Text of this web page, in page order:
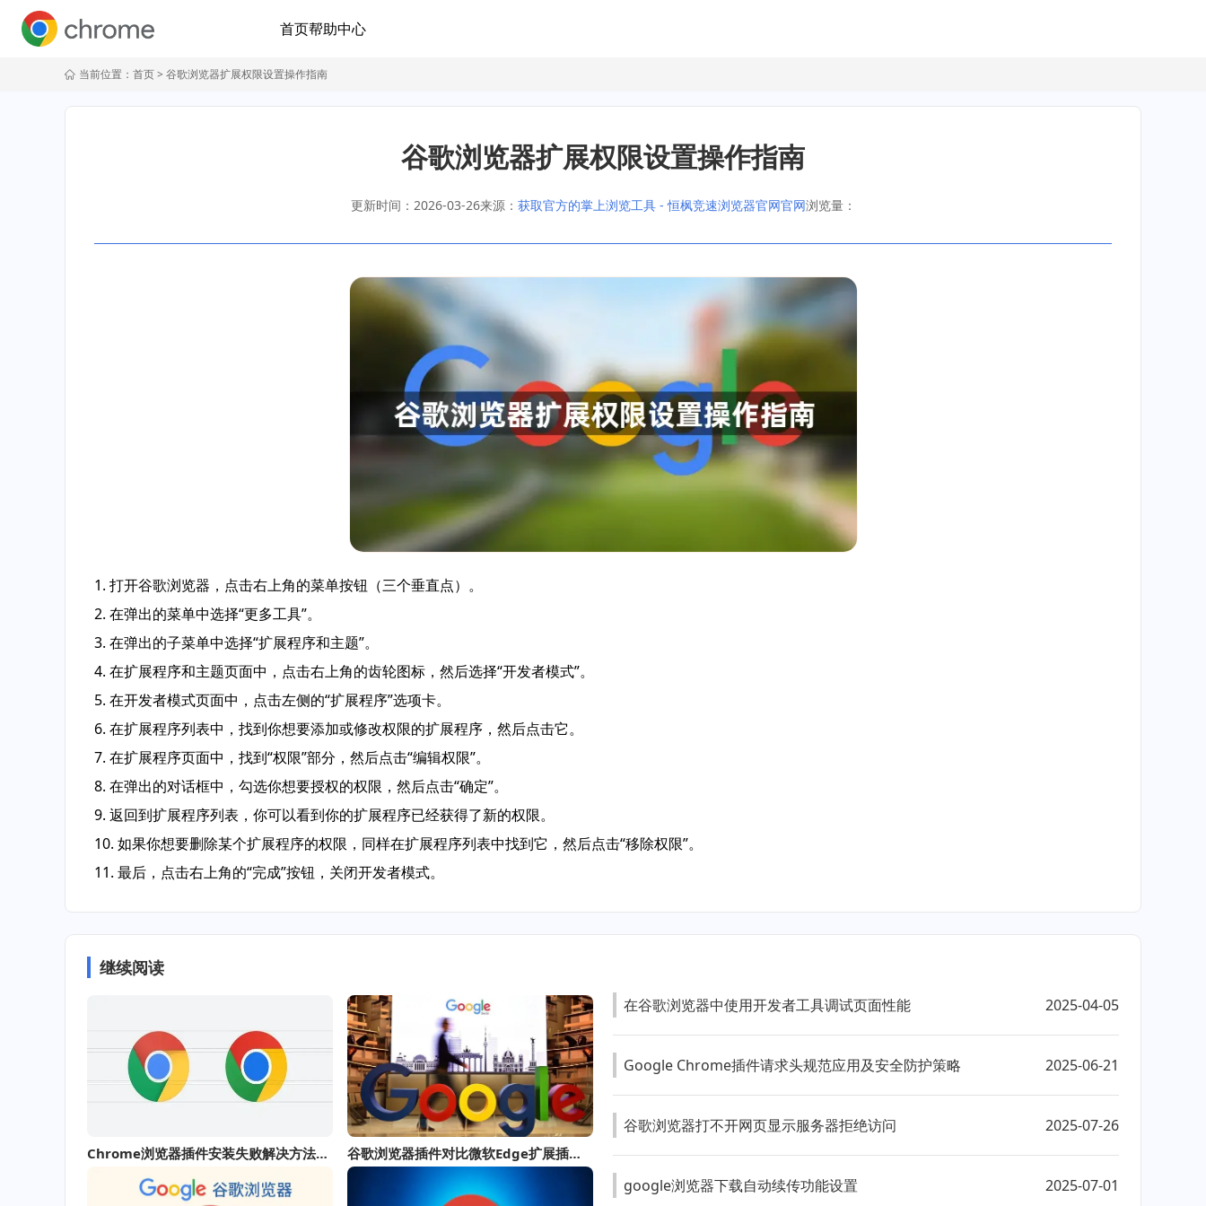
首页帮助中心
当前位置： 首页> 谷歌浏览器扩展权限设置操作指南
谷歌浏览器扩展权限设置操作指南
更新时间：2026-03-26来源： 获取官方的掌上浏览工具 - 恒枫竞速浏览器官网官网浏览量：
1. 打开谷歌浏览器，点击右上角的菜单按钮（三个垂直点）。
2. 在弹出的菜单中选择“更多工具”。
3. 在弹出的子菜单中选择“扩展程序和主题”。
4. 在扩展程序和主题页面中，点击右上角的齿轮图标，然后选择“开发者模式”。
5. 在开发者模式页面中，点击左侧的“扩展程序”选项卡。
6. 在扩展程序列表中，找到你想要添加或修改权限的扩展程序，然后点击它。
7. 在扩展程序页面中，找到“权限”部分，然后点击“编辑权限”。
8. 在弹出的对话框中，勾选你想要授权的权限，然后点击“确定”。
9. 返回到扩展程序列表，你可以看到你的扩展程序已经获得了新的权限。
10. 如果你想要删除某个扩展程序的权限，同样在扩展程序列表中找到它，然后点击“移除权限”。
11. 最后，点击右上角的“完成”按钮，关闭开发者模式。
继续阅读
Chrome浏览器插件安装失败解决方法分享 谷歌浏览器插件对比微软Edge扩展插件差异分析
在谷歌浏览器中使用开发者工具调试页面性能 2025-04-05
Google Chrome插件请求头规范应用及安全防护策略 2025-06-21
谷歌浏览器打不开网页显示服务器拒绝访问 2025-07-26
google浏览器下载自动续传功能设置 2025-07-01